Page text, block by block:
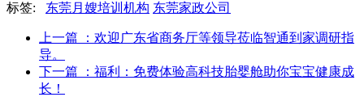
标签: 东莞月嫂培训机构 东莞家政公司
上一篇
：欢迎广东省商务厅等领导莅临智通到家调研指
导。
下一篇
：福利：免费体验高科技胎婴舱助你宝宝健康成
长！